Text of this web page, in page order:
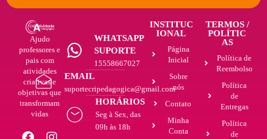
Ajudo
professores e
pais com
atividades
criativas e
objetivas que
transformam
vidas
WHATSAPP
SUPORTE
15558667027
EMAIL
suportecripedagogica@gmail.com
HORÁRIOS
Seg à Sex, das
09h às 18h
INSTITUC
IONAL
Página
Inicial
Sobre
nós
Contato
Minha
Conta
TERMOS /
POLÍTIC
AS
Política de
Reembolso
Política
de
Entregas
Política
de